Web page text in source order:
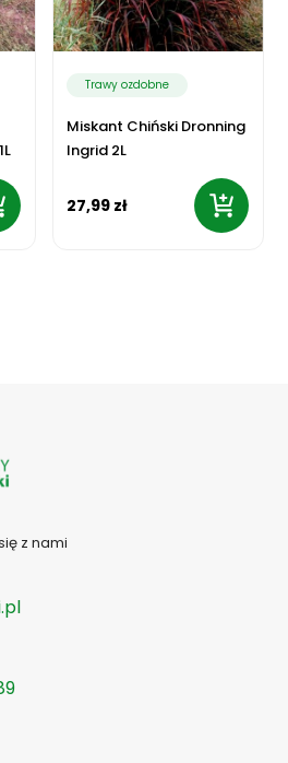
Trawy ozdobne
Miskant Chiński Dronning
Ingrid 2L
27,99 zł
z nami